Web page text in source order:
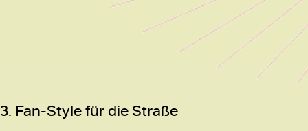
3. Fan-Style für die Straße